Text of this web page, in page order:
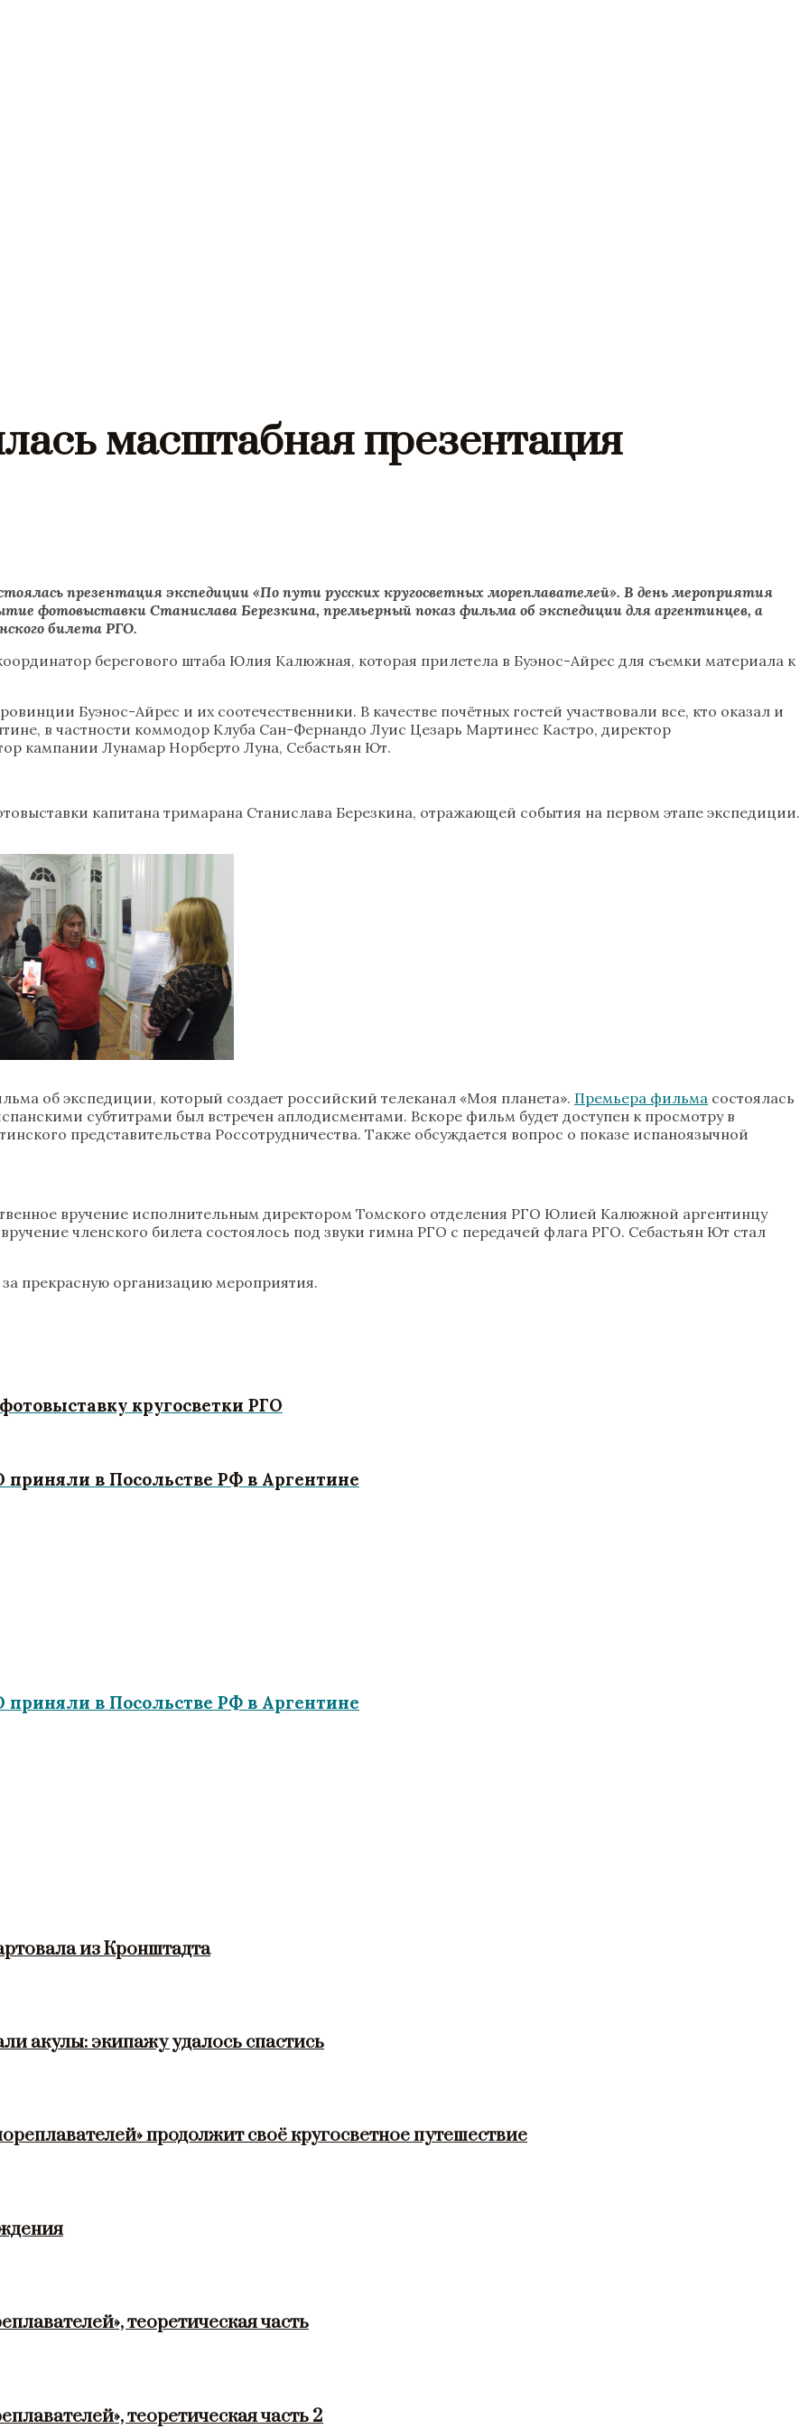
масштабная презентация
презентация экспедиции «По пути русских кругосветных мореплавателей». В день мероприятия
фотовыставки Станислава Березкина, премьерный показ фильма об экспедиции для аргентинцев, а
билета РГО.
берегового штаба Юлия Калюжная, которая прилетела в Буэнос-Айрес для съемки материала к
Буэнос-Айрес и их соотечественники. В качестве почётных гостей участвовали все, кто оказал и
в частности коммодор Клуба Сан-Фернандо Луис Цезарь Мартинес Кастро, директор
кампании Лунамар Норберто Луна, Себастьян Ют.
капитана тримарана Станислава Березкина, отражающей события на первом этапе экспедиции.
об экспедиции, который создает российский телеканал «Моя планета». Премьера фильма состоялась
субтитрами был встречен аплодисментами. Вскоре фильм будет доступен к просмотру в
представительства Россотрудничества. Также обсуждается вопрос о показе испаноязычной
вручение исполнительным директором Томского отделения РГО Юлией Калюжной аргентинцу
членского билета состоялось под звуки гимна РГО с передачей флага РГО. Себастьян Ют стал
прекрасную организацию мероприятия.
кругосветки РГО
в Посольстве РФ в Аргентине
в Посольстве РФ в Аргентине
из Кронштадта
акулы: экипажу удалось спастись
продолжит своё кругосветное путешествие
теоретическая часть
теоретическая часть 2